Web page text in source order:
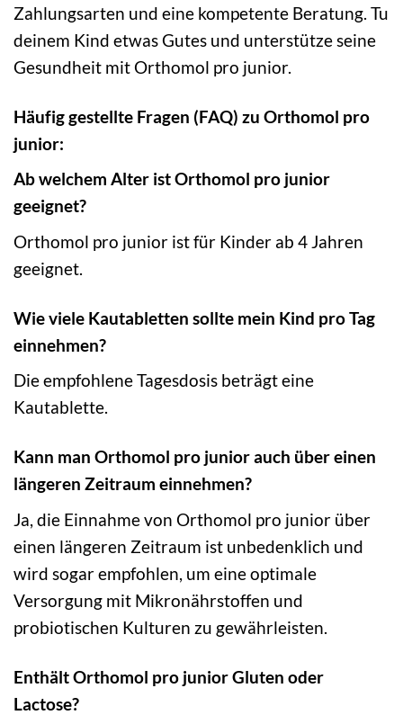
Zahlungsarten und eine kompetente Beratung. Tu
deinem Kind etwas Gutes und unterstütze seine
Gesundheit mit Orthomol pro junior.
Häufig gestellte Fragen (FAQ) zu Orthomol pro
junior:
Ab welchem Alter ist Orthomol pro junior
geeignet?
Orthomol pro junior ist für Kinder ab 4 Jahren
geeignet.
Wie viele Kautabletten sollte mein Kind pro Tag
einnehmen?
Die empfohlene Tagesdosis beträgt eine
Kautablette.
Kann man Orthomol pro junior auch über einen
längeren Zeitraum einnehmen?
Ja, die Einnahme von Orthomol pro junior über
einen längeren Zeitraum ist unbedenklich und
wird sogar empfohlen, um eine optimale
Versorgung mit Mikronährstoffen und
probiotischen Kulturen zu gewährleisten.
Enthält Orthomol pro junior Gluten oder
Lactose?